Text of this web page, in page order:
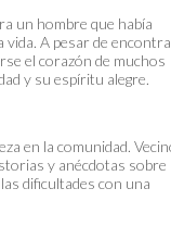
un hombre que había
vida. A pesar de
el corazón de muchos
y su espíritu alegre.
en la comunidad.
y anécdotas sobre
dificultades con una